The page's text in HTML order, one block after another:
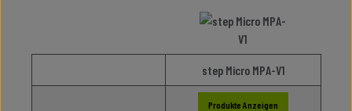
step Micro MPA-V1
Produkte Anzeigen